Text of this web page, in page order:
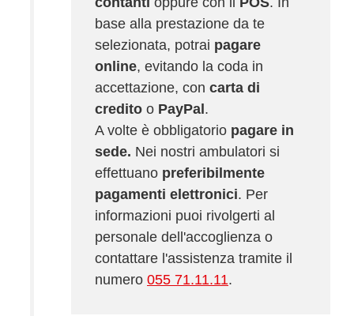
base alla prestazione da te
selezionata, potrai pagare
online, evitando la coda in
accettazione, con carta di
credito o PayPal .
A volte è obbligatorio pagare in
sede. Nei nostri ambulatori si
effettuano preferibilmente
pagamenti elettronici. Per
informazioni puoi rivolgerti al
personale dell'accoglienza o
contattare l'assistenza tramite il
numero 055 71.11.11.